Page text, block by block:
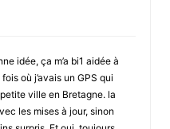
idée, ça m’a bi1 aidée à
où j’avais un GPS qui
ville en Bretagne. la
les mises à jour, sinon